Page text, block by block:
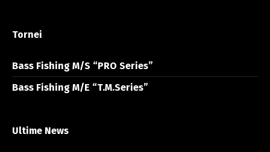
Tornei
Bass Fishing M/S “PRO Series”
Bass Fishing M/E “T.M.Series”
Ultime News